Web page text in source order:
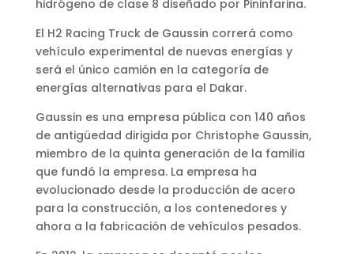
hidrógeno de clase 8 diseñado por Pininfarina.
El H2 Racing Truck de Gaussin correrá como
vehículo experimental de nuevas energías y
será el único camión en la categoría de
energías alternativas para el Dakar.
Gaussin es una empresa pública con 140 años
de antigüedad dirigida por Christophe Gaussin,
miembro de la quinta generación de la familia
que fundó la empresa. La empresa ha
evolucionado desde la producción de acero
para la construcción, a los contenedores y
ahora a la fabricación de vehículos pesados.